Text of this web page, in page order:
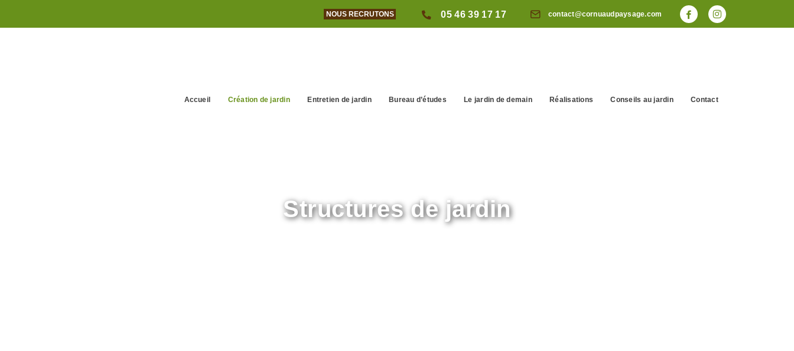
NOUS RECRUTONS 05 46 39 17 17 contact@cornuaudpaysage.com
Accueil Création de jardin Entretien de jardin Bureau d’études Le jardin de demain Réalisations Conseils au jardin Contact
Structures de jardin